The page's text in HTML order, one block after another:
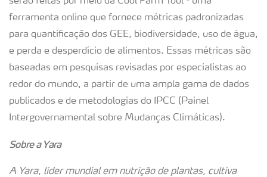
ferramenta online que fornece métricas padronizadas
para quantificação dos GEE, biodiversidade, uso de água,
e perda e desperdício de alimentos. Essas métricas são
baseadas em pesquisas revisadas por especialistas ao
redor do mundo, a partir de uma ampla gama de dados
publicados e de metodologias do IPCC (Painel
Intergovernamental sobre Mudanças Climáticas).
Sobre a Yara
A Yara, líder mundial em nutrição de plantas, cultiva